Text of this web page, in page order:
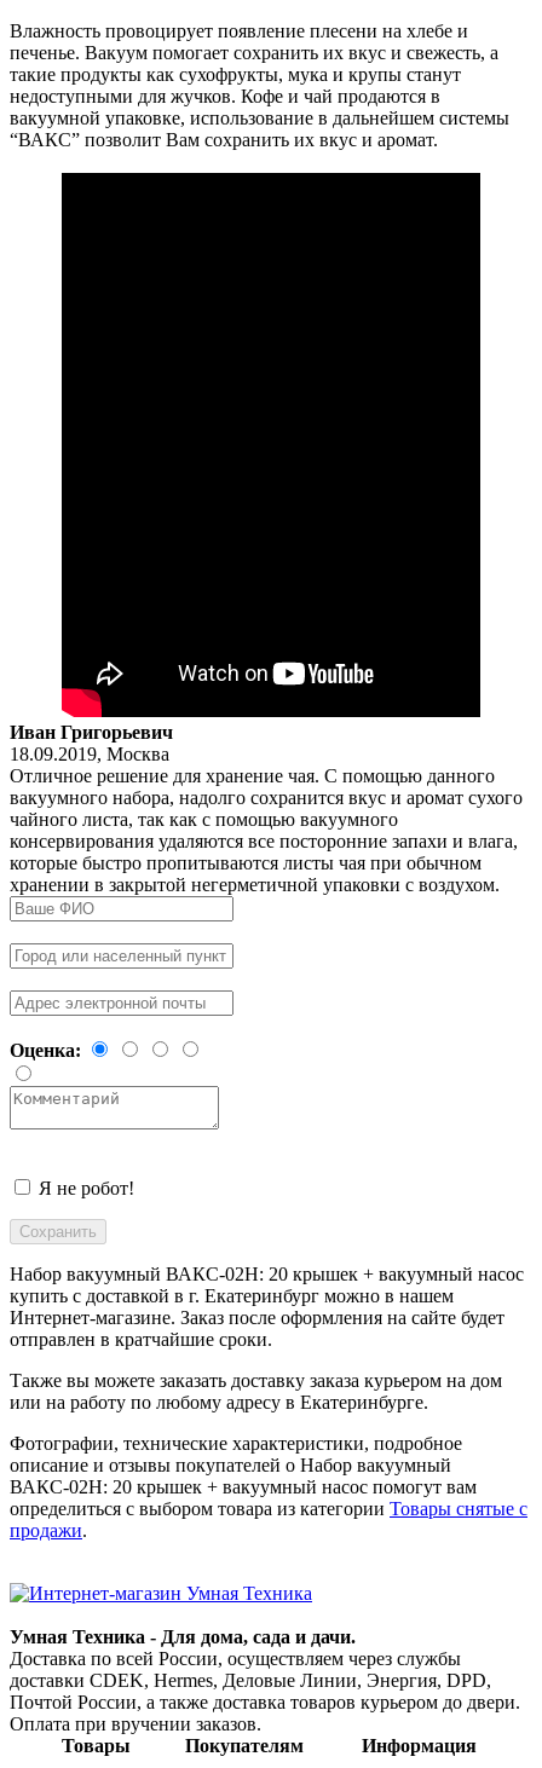
Влажность провоцирует появление плесени на хлебе и
печенье. Вакуум помогает сохранить их вкус и свежесть, а
такие продукты как сухофрукты, мука и крупы станут
недоступными для жучков. Кофе и чай продаются в
вакуумной упаковке, использование в дальнейшем системы
“ВАКС” позволит Вам сохранить их вкус и аромат.
Иван Григорьевич
18.09.2019, Москва
Отличное решение для хранение чая. С помощью данного
вакуумного набора, надолго сохранится вкус и аромат сухого
чайного листа, так как с помощью вакуумного
консервирования удаляются все посторонние запахи и влага,
которые быстро пропитываются листы чая при обычном
хранении в закрытой негерметичной упаковки с воздухом.
Оценка:
Я не робот!
Набор вакуумный ВАКС-02Н: 20 крышек + вакуумный насос
купить с доставкой в г. Екатеринбург можно в нашем
Интернет-магазине. Заказ после оформления на сайте будет
отправлен в кратчайшие сроки.
Также вы можете заказать доставку заказа курьером на дом
или на работу по любому адресу в Екатеринбурге.
Фотографии, технические характеристики, подробное
описание и отзывы покупателей о Набор вакуумный
ВАКС-02Н: 20 крышек + вакуумный насос помогут вам
определиться с выбором товара из категории Товары снятые с
продажи.
Умная Техника - Для дома, сада и дачи.
Доставка по всей России, осуществляем через службы
доставки CDEK, Hermes, Деловые Линии, Энергия, DPD,
Почтой России, а также доставка товаров курьером до двери.
Оплата при вручении заказов.
Товары
Покупателям Информация